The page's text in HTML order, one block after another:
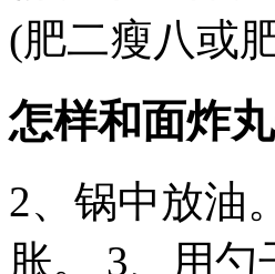
(肥二瘦八或
怎样和面炸
2、锅中放油
胀。 3、用